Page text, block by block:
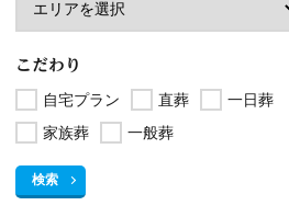
こだわり
自宅プラン 直葬
一日葬
家族葬
一般葬
検索